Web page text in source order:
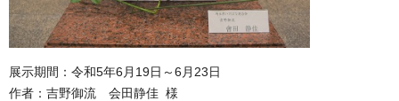
展示期間：令和5年6月19日～6月23日
作者：吉野御流 会田静佳 様